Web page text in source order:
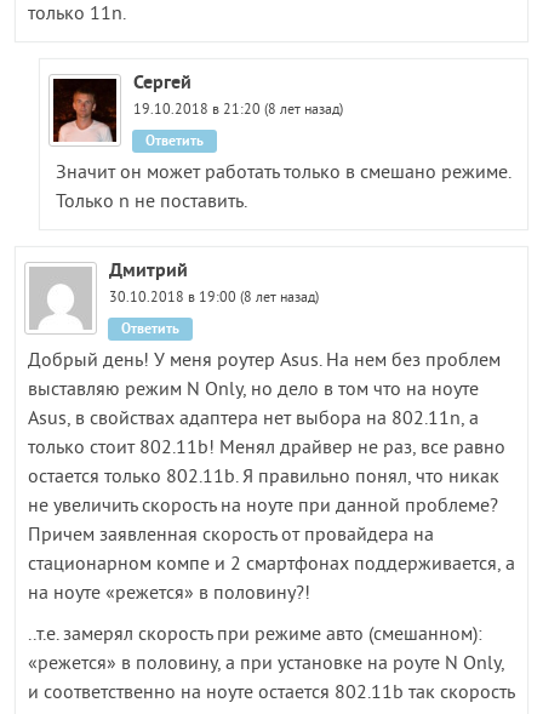
только 11n.
Сергей
19.10.2018 в 21:20 (8 лет назад)
Значит он может работать только в смешано режиме.
Только n не поставить.
Ответить
Дмитрий
30.10.2018 в 19:00 (8 лет назад)
Добрый день! У меня роутер Asus. На нем без проблем
выставляю режим N Only, но дело в том что на ноуте
Asus, в свойствах адаптера нет выбора на 802.11n, а
только стоит 802.11b! Менял драйвер не раз, все равно
остается только 802.11b. Я правильно понял, что никак
не увеличить скорость на ноуте при данной проблеме?
Причем заявленная скорость от провайдера на
стационарном компе и 2 смартфонах поддерживается, а
на ноуте «режется» в половину?!
..т.е. замерял скорость при режиме авто (смешанном):
«режется» в половину, а при установке на роуте N Only,
и соответственно на ноуте остается 802.11b так скорость
Ответить